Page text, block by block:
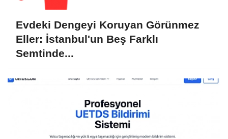
Evdeki Dengeyi Koruyan Görünmez
Eller: İstanbul'un Beş Farklı
Semtinde...